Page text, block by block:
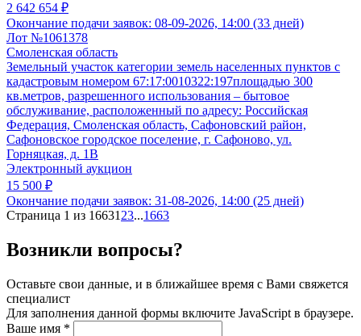
2 642 654 ₽
Окончание подачи заявок: 08-09-2026, 14:00 (33 дней)
Лот №1061378
Смоленская область
Земельный участок категории земель населенных пунктов с
кадастровым номером 67:17:0010322:197площадью 300
кв.метров, разрешенного использования – бытовое
обслуживание, расположенный по адресу: Российская
Федерация, Смоленская область, Сафоновский район,
Сафоновское городское поселение, г. Сафоново, ул.
Горняцкая, д. 1В
Электронный аукцион
15 500 ₽
Окончание подачи заявок: 31-08-2026, 14:00 (25 дней)
Страница 1 из 16631 23...1663
Возникли вопросы?
Оставьте свои данные, и в ближайшее время с Вами свяжется
специалист
Для заполнения данной формы включите JavaScript в браузере.
Ваше имя *